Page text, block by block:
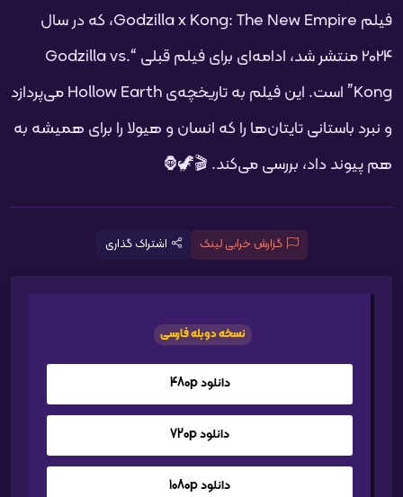
فیلم Godzilla x Kong: The New Empire، که در سال
2024 منتشر شد، ادامه‌ای برای فیلم قبلی “Godzilla vs.
Kong” است. این فیلم به تاریخچه‌ی Hollow Earth می‌پردازد
و نبرد باستانی تایتان‌ها را که انسان و هیولا را برای همیشه به
هم پیوند داد، بررسی می‌کند. 🎬🦖🦍
گزارش خرابی لینک اشتراک گذاری
نسخه دوبله فارسی
دانلود 480p
دانلود 720p
دانلود 1080p